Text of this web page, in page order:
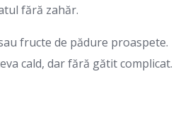
fără zahăr.
fructe de pădure proaspete.
cald, dar fără gătit complicat.